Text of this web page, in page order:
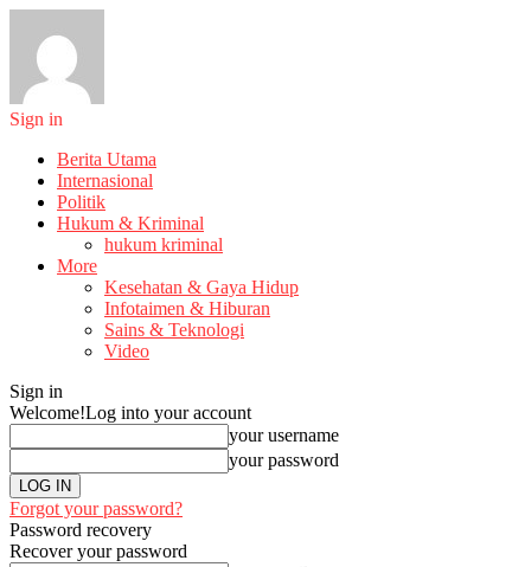
Sign in
Berita Utama
Internasional
Politik
Hukum & Kriminal
hukum kriminal
More
Kesehatan & Gaya Hidup
Infotaimen & Hiburan
Sains & Teknologi
Video
Sign in
Welcome!Log into your account
your username
your password
Forgot your password?
Password recovery
Recover your password